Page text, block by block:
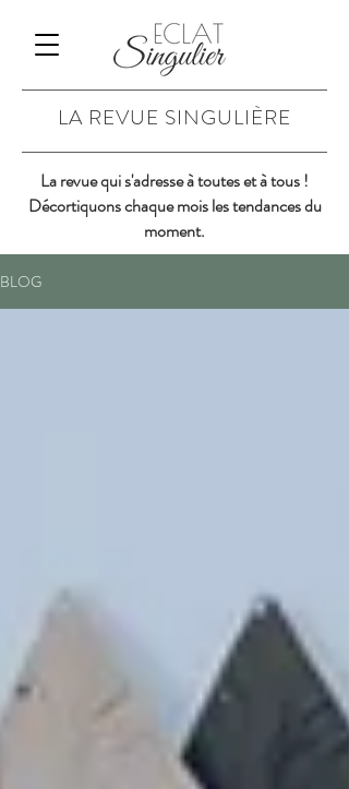
LA REVUE SINGULIÈRE
La revue qui s'adresse à toutes et à tous !
Décortiquons chaque mois les tendances du
moment.
BLOG